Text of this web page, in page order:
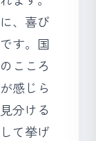
、喜び
す。国
こころ
感じら
分ける
て挙げ